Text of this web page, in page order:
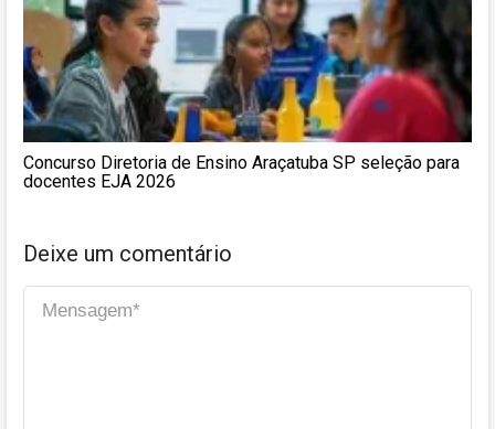
Concurso Diretoria de Ensino Araçatuba SP seleção para
docentes EJA 2026
Deixe um comentário